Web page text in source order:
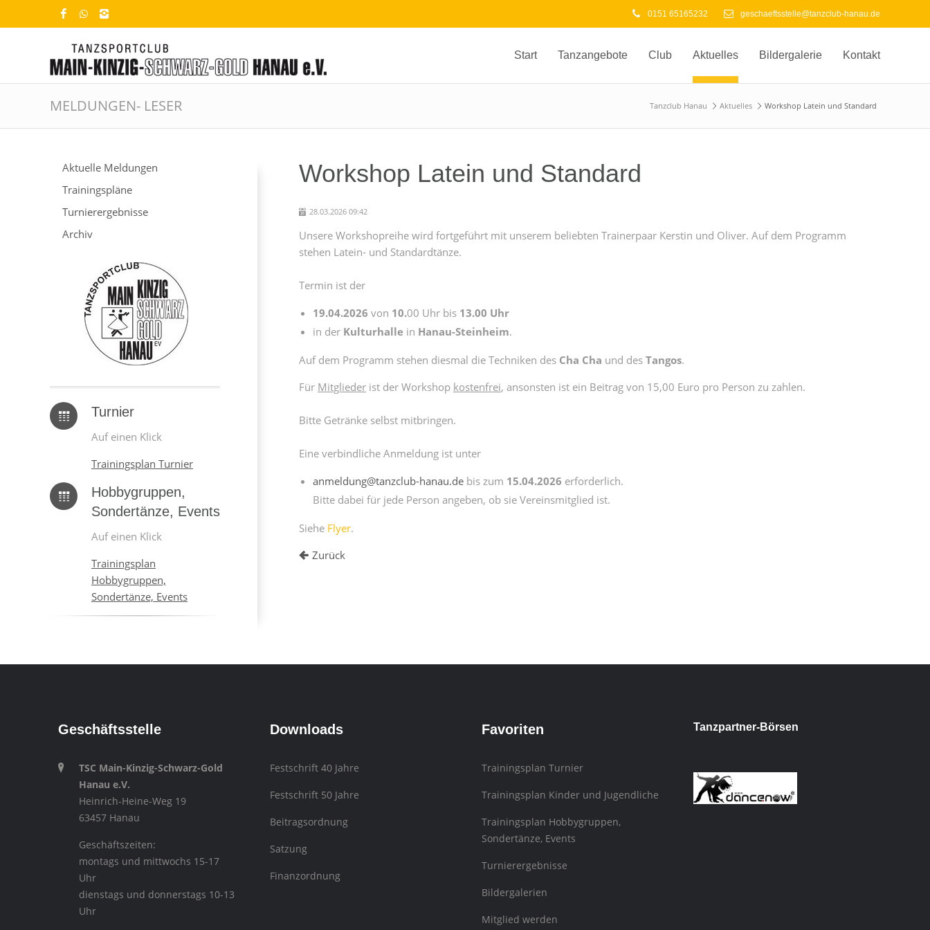
0151 65165232 geschaeftsstelle@tanzclub-hanau.de
Start Tanzangebote Club Aktuelles Bildergalerie Kontakt
Tanzclub Hanau Aktuelles Workshop Latein und Standard
MELDUNGEN- LESER
Aktuelle Meldungen
Trainingspläne
Turnierergebnisse
Archiv
Turnier
Auf einen Klick
Trainingsplan Turnier
Hobbygruppen,
Sondertänze, Events
Auf einen Klick
Trainingsplan
Hobbygruppen,
Sondertänze, Events
Workshop Latein und Standard
28.03.2026 09:42
Unsere Workshopreihe wird fortgeführt mit unserem beliebten Trainerpaar Kerstin und Oliver. Auf dem Programm
stehen Latein- und Standardtänze.
Termin ist der
19.04.2026 von 10.00 Uhr bis 13.00 Uhr
in der Kulturhalle in Hanau-Steinheim.
Auf dem Programm stehen diesmal die Techniken des Cha Cha und des Tangos.
Für Mitglieder ist der Workshop kostenfrei, ansonsten ist ein Beitrag von 15,00 Euro pro Person zu zahlen.
Bitte Getränke selbst mitbringen.
Eine verbindliche Anmeldung ist unter
anmeldung@tanzclub-hanau.de bis zum 15.04.2026 erforderlich.
Bitte dabei für jede Person angeben, ob sie Vereinsmitglied ist.
Siehe Flyer.
Zurück
Geschäftsstelle
TSC Main-Kinzig-Schwarz-Gold
Hanau e.V.
Heinrich-Heine-Weg 19
63457 Hanau
Geschäftszeiten:
montags und mittwochs 15-17
Uhr
dienstags und donnerstags 10-13
Uhr
Downloads
Festschrift 40 Jahre
Festschrift 50 Jahre
Beitragsordnung
Satzung
Finanzordnung
Favoriten
Trainingsplan Turnier
Trainingsplan Kinder und Jugendliche
Trainingsplan Hobbygruppen,
Sondertänze, Events
Turnierergebnisse
Bildergalerien
Mitglied werden
Tanzpartner-Börsen